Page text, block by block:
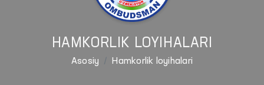
HAMKORLIK LOYIHALARI
Asosiy Hamkorlik loyihalari